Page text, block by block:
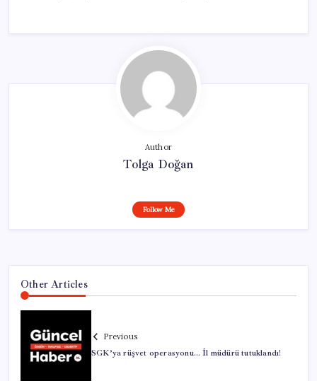
Author
Tolga Doğan
Follow Me
Other Articles
Previous
SGK’ya rüşvet operasyonu… İl müdürü tutuklandı!